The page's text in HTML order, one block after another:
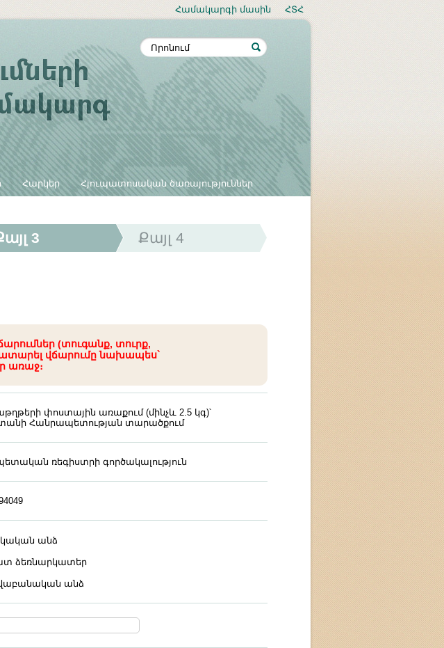
Համակարգի մասին ՀՏՀ
Հարկեր Հյուպատոսական ծառայություններ
3 Քայլ 4
(տուգանք, տուրք,
վճարումը նախապես`
առաջ։
փոստային առաքում (մինչև 2.5 կգ)՝
Հանրապետության տարածքում
ռեգիստրի գործակալություն
անձ
ձեռնարկատեր
անձ